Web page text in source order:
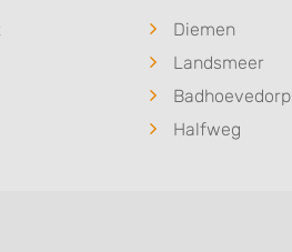
Diemen
Landsmeer
Badhoevedorp
Halfweg